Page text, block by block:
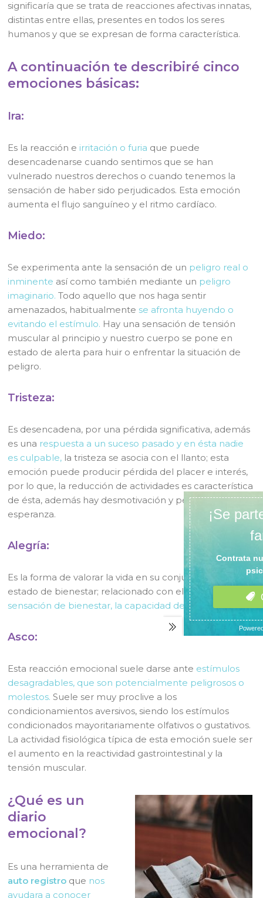
significaría que se trata de reacciones afectivas innatas,
distintas entre ellas, presentes en todos los seres
humanos y que se expresan de forma característica.
A continuación te describiré cinco
emociones básicas:
Ira:
Es la reacción e irritación o furia que puede
desencadenarse cuando sentimos que se han
vulnerado nuestros derechos o cuando tenemos la
sensación de haber sido perjudicados. Esta emoción
aumenta el flujo sanguíneo y el ritmo cardíaco.
Miedo:
Se experimenta ante la sensación de un peligro real o
inminente así como también mediante un peligro
imaginario. Todo aquello que nos haga sentir
amenazados, habitualmente se afronta huyendo o
evitando el estímulo. Hay una sensación de tensión
muscular al principio y nuestro cuerpo se pone en
estado de alerta para huir o enfrentar la situación de
peligro.
Tristeza:
Es desencadena, por una pérdida significativa, además
es una respuesta a un suceso pasado y en ésta nadie
es culpable, la tristeza se asocia con el llanto; esta
emoción puede producir pérdida del placer e interés,
por lo que, la reducción de actividades es característica
de ésta, además hay desmotivación y pérdida de
esperanza.
Alegría:
Es la forma de valorar la vida en su conjunto, es un
estado de bienestar; relacionado con el gozo, la
sensación de bienestar, la capacidad de disfrute.
Asco:
Esta reacción emocional suele darse ante estímulos
desagradables, que son potencialmente peligrosos o
molestos. Suele ser muy proclive a los
condicionamientos aversivos, siendo los estímulos
condicionados mayoritariamente olfativos o gustativos.
La actividad fisiológica típica de esta emoción suele ser
el aumento en la reactividad gastrointestinal y la
tensión muscular.
¿Qué es un
diario
emocional?
Es una herramienta de
auto registro que nos
ayudara a conocer